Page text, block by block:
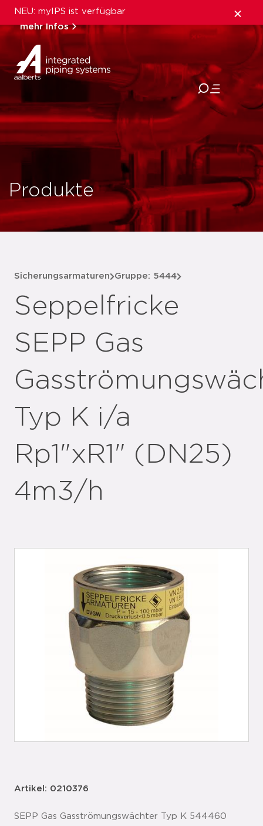
NEU: myIPS ist verfügbar
mehr Infos
schließen
Produkte
Sicherungsarmaturen Gruppe: 5444
Seppelfricke
SEPP Gas
Typ K i/a
Rp1"xR1" (DN25)
4m3/h
Artikel: 0210376
SEPP Gas Gasströmungswächter Typ K 544460